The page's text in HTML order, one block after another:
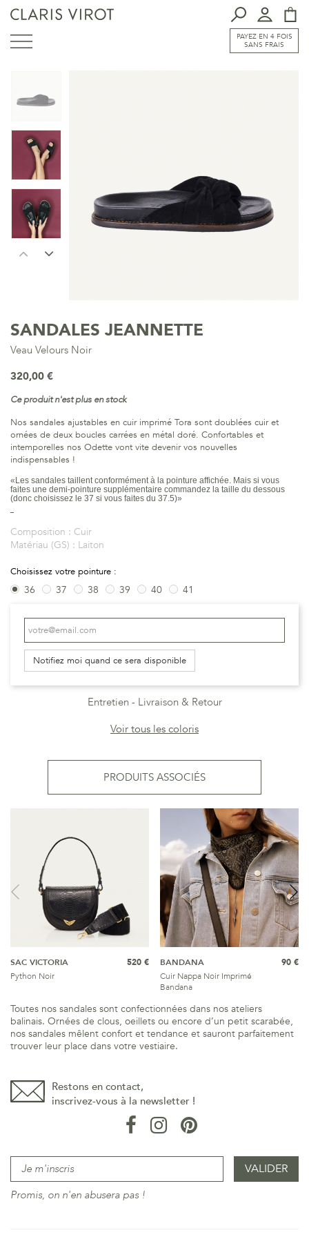
PAYEZ EN 4 FOIS
SANS FRAIS
SANDALES JEANNETTE
Veau Velours Noir
320,00 €
Ce produit n'est plus en stock
Nos sandales ajustables en cuir imprimé Tora sont doublées cuir et
ornées de deux boucles carrées en métal doré. Confortables et
intemporelles nos Odette vont vite devenir vos nouvelles
indispensables !
« Les sandales taillent conformément à la pointure affichée. Mais si vous
faites une demi-pointure supplémentaire commandez la taille du dessous
(donc choisissez le 37 si vous faites du 37.5)»
Composition : Cuir
Matériau (GS) : Laiton
Choisissez votre pointure :
36 37 38 39 40 41
Notifiez moi quand ce sera disponible
Entretien
Livraison & Retour
Voir tous les coloris
PRODUITS ASSOCIÉS
SAC VICTORIA
Python Noir
520 €
BANDANA
Cuir Nappa Noir Imprimé
Bandana
90 €
Toutes nos sandales sont confectionnées dans nos ateliers
balinais. Ornées de clous, oeillets ou encore d’un petit scarabée,
nos sandales mêlent confort et tendance et sauront parfaitement
trouver leur place dans votre vestiaire.
Restons en contact,
inscrivez-vous à la newsletter !
Promis, on n'en abusera pas !